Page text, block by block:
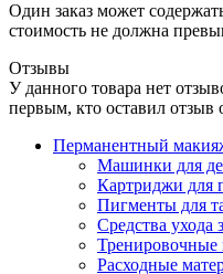
Один заказ может
стоимость не должна
Отзывы
У данного товара нет
первым, кто оставил отзыв
Перманентный
Машинки для
Картриджи для
Пигменты для
Средства ухода
Тренировочные
Расходные